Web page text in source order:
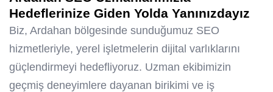
Hedeflerinize Giden Yolda Yanınızdayız
Biz, Ardahan bölgesinde sunduğumuz SEO
hizmetleriyle, yerel işletmelerin dijital varlıklarını
güçlendirmeyi hedefliyoruz. Uzman ekibimizin
geçmiş deneyimlere dayanan birikimi ve iş